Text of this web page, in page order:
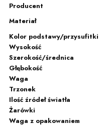
Producent
Materiał
Kolor podstawy/przysufitki
Wysokość
Szerokość/średnica
Głębokość
Waga
Trzonek
Ilość źródeł światła
Żarówki
Waga z opakowaniem